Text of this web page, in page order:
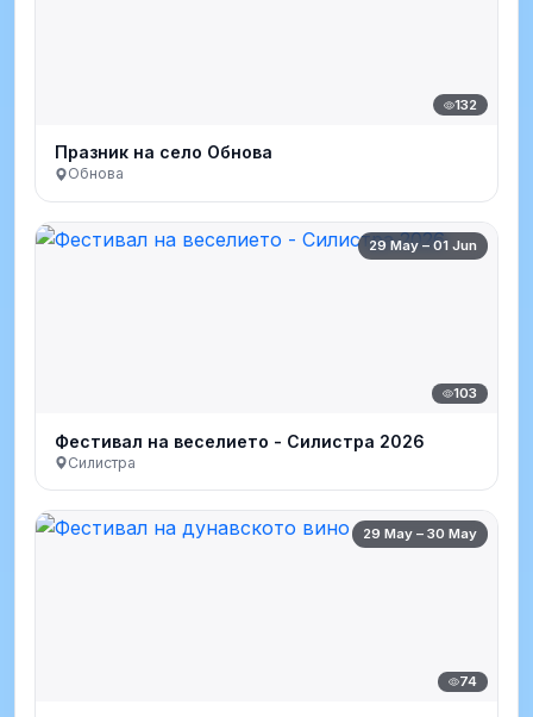
132
Празник на село Обнова
Обнова
29 May – 01 Jun
103
Фестивал на веселието - Силистра 2026
Силистра
29 May – 30 May
74